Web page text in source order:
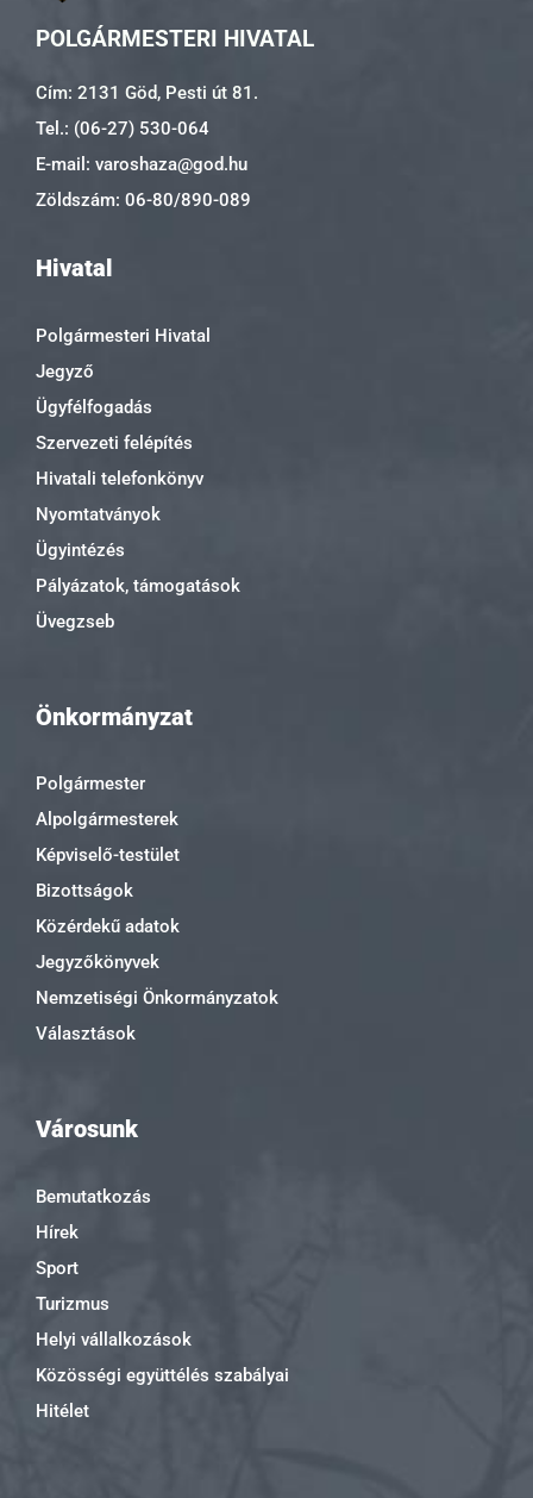
POLGÁRMESTERI HIVATAL
Cím: 2131 Göd, Pesti út 81.
Tel.: (06-27) 530-064
E-mail: varoshaza@god.hu
Zöldszám: 06-80/890-089
Hivatal
Polgármesteri Hivatal
Jegyző
Ügyfélfogadás
Szervezeti felépítés
Hivatali telefonkönyv
Nyomtatványok
Ügyintézés
Pályázatok, támogatások
Üvegzseb
Önkormányzat
Polgármester
Alpolgármesterek
Képviselő-testület
Bizottságok
Közérdekű adatok
Jegyzőkönyvek
Nemzetiségi Önkormányzatok
Választások
Városunk
Bemutatkozás
Hírek
Sport
Turizmus
Helyi vállalkozások
Közösségi együttélés szabályai
Hitélet